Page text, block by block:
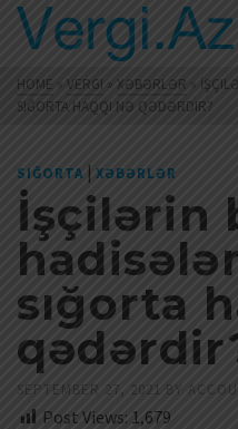
HOME » VERGI » XƏBƏRLƏR »
SIĞORTA HAQQI NƏ QƏDƏRDIR?
SIĞORTA | XƏBƏRLƏR
İşçilərin
sığorta
SEPTEMBER 27, 2021 BY
Post Views: 1,679